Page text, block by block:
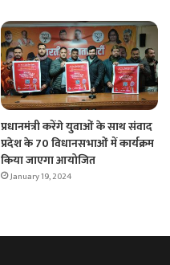
प्रधानमंत्री करेंगे युवाओं के साथ संवाद
प्रदेश के 70 विधानसभाओं में कार्यक्रम
किया जाएगा आयोजित
January 19, 2024